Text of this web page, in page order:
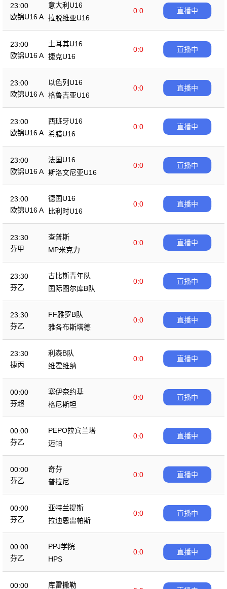
23:00
欧锦U16 A
意大利U16
0:0
拉脱维亚U16
直播中
23:00
欧锦U16 A
土耳其U16
0:0
捷克U16
直播中
23:00
欧锦U16 A
以色列U16
0:0
格鲁吉亚U16
直播中
23:00
欧锦U16 A
西班牙U16
0:0
希腊U16
直播中
23:00
欧锦U16 A
法国U16
0:0
斯洛文尼亚U16
直播中
23:00
欧锦U16 A
德国U16
0:0
比利时U16
直播中
23:30
芬甲
查普斯
0:0
MP米克力
直播中
23:30
芬乙
古比斯青年队
0:0
国际图尔库B队
直播中
23:30
芬乙
FF雅罗B队
0:0
雅各布斯塔德
直播中
23:30
捷丙
利森B队
0:0
维霍维纳
直播中
00:00
芬超
塞伊奈约基
0:0
格尼斯坦
直播中
00:00
芬乙
PEPO拉宾兰塔
0:0
迈帕
直播中
00:00
芬乙
奇芬
0:0
普拉尼
直播中
00:00
芬乙
亚特兰提斯
0:0
拉迪恩雷帕斯
直播中
00:00
芬乙
PPJ学院
0:0
HPS
直播中
00:00 库雷撒勒